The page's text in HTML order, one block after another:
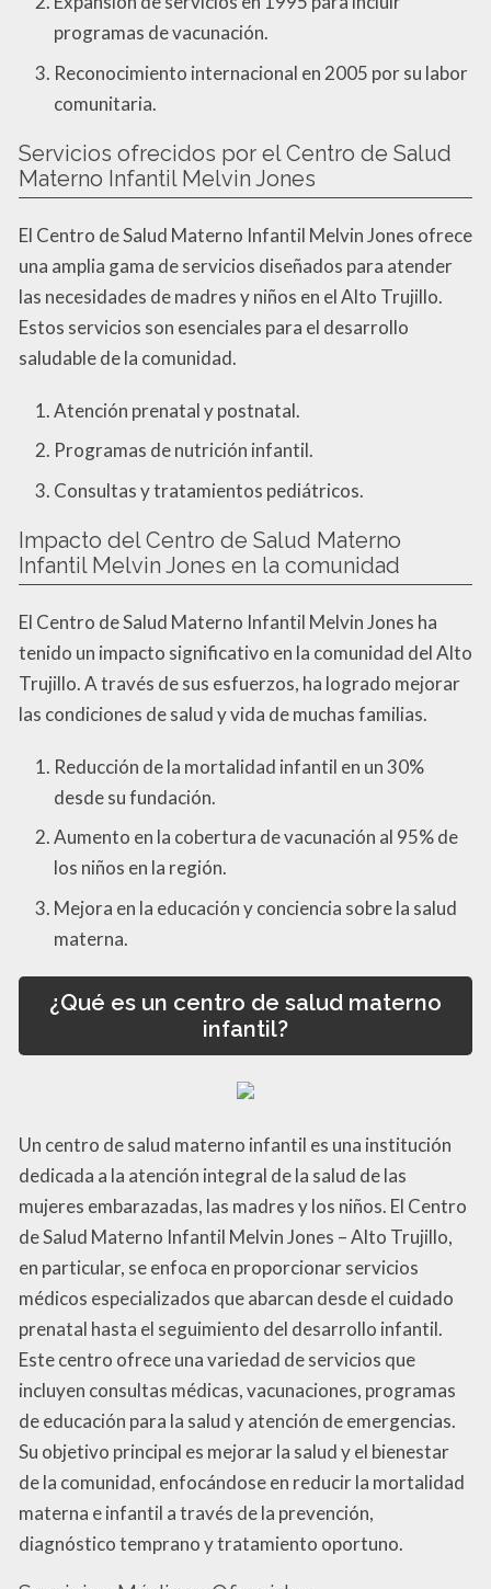
programas de vacunación.
Reconocimiento internacional en 2005 por su labor
comunitaria.
Servicios ofrecidos por el Centro de Salud
Materno Infantil Melvin Jones
El Centro de Salud Materno Infantil Melvin Jones ofrece
una amplia gama de servicios diseñados para atender
las necesidades de madres y niños en el Alto Trujillo.
Estos servicios son esenciales para el desarrollo
saludable de la comunidad.
Atención prenatal y postnatal.
Programas de nutrición infantil.
Consultas y tratamientos pediátricos.
Impacto del Centro de Salud Materno
Infantil Melvin Jones en la comunidad
El Centro de Salud Materno Infantil Melvin Jones ha
tenido un impacto significativo en la comunidad del Alto
Trujillo. A través de sus esfuerzos, ha logrado mejorar
las condiciones de salud y vida de muchas familias.
Reducción de la mortalidad infantil en un 30%
desde su fundación.
Aumento en la cobertura de vacunación al 95% de
los niños en la región.
Mejora en la educación y conciencia sobre la salud
materna.
¿Qué es un centro de salud materno
infantil?
Un centro de salud materno infantil es una institución
dedicada a la atención integral de la salud de las
mujeres embarazadas, las madres y los niños. El Centro
de Salud Materno Infantil Melvin Jones – Alto Trujillo,
en particular, se enfoca en proporcionar servicios
médicos especializados que abarcan desde el cuidado
prenatal hasta el seguimiento del desarrollo infantil.
Este centro ofrece una variedad de servicios que
incluyen consultas médicas, vacunaciones, programas
de educación para la salud y atención de emergencias.
Su objetivo principal es mejorar la salud y el bienestar
de la comunidad, enfocándose en reducir la mortalidad
materna e infantil a través de la prevención,
diagnóstico temprano y tratamiento oportuno.